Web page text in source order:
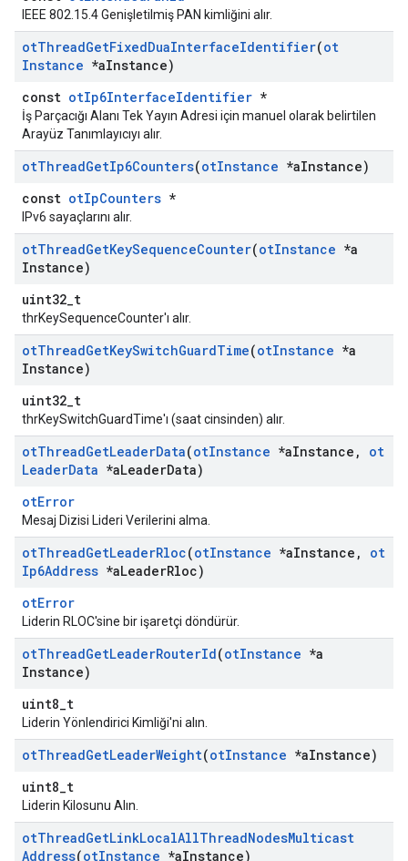
IEEE 802.15.4 Genişletilmiş PAN kimliğini alır.
otThreadGetFixedDuaInterfaceIdentifier(ot
Instance *aInstance)
const otIp6InterfaceIdentifier *
İş Parçacığı Alanı Tek Yayın Adresi için manuel olarak belirtilen
Arayüz Tanımlayıcıyı alır.
otThreadGetIp6Counters(otInstance *aInstance)
const otIpCounters *
IPv6 sayaçlarını alır.
otThreadGetKeySequenceCounter(otInstance *a
Instance)
uint32_t
thrKeySequenceCounter'ı alır.
otThreadGetKeySwitchGuardTime(otInstance *a
Instance)
uint32_t
thrKeySwitchGuardTime'ı (saat cinsinden) alır.
otThreadGetLeaderData(otInstance *aInstance ,
ot
LeaderData *aLeaderData)
otError
Mesaj Dizisi Lideri Verilerini alma.
otThreadGetLeaderRloc(otInstance *aInstance ,
ot
Ip6Address *aLeaderRloc)
otError
Liderin RLOC'sine bir işaretçi döndürür.
otThreadGetLeaderRouterId(otInstance *a
Instance)
uint8_t
Liderin Yönlendirici Kimliği'ni alın.
otThreadGetLeaderWeight(otInstance *aInstance)
uint8_t
Liderin Kilosunu Alın.
otThreadGetLinkLocalAllThreadNodesMulticast
Address(otInstance *aInstance)